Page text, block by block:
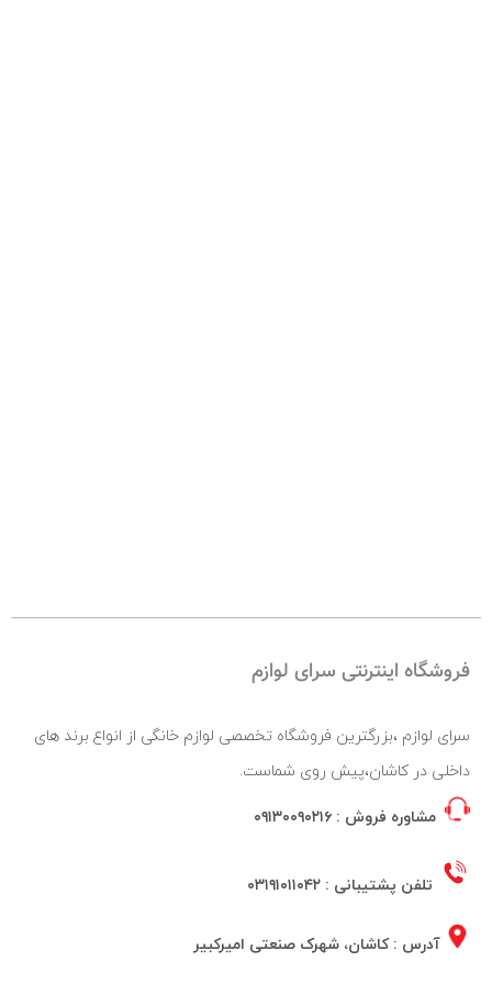
فروشگاه اینترنتی سرای لوازم
سرای لوازم ،بزرگترین فروشگاه تخصصی لوازم خانگی از انواع برند های
داخلی در کاشان،پیش روی شماست.
مشاوره فروش : ۰۹۱۳۰۰۹۰۲۱۶
تلفن پشتیبانی : ۰۳۱۹۱۰۱۱۰۴۲
آدرس : کاشان، شهرک صنعتی امیرکبیر